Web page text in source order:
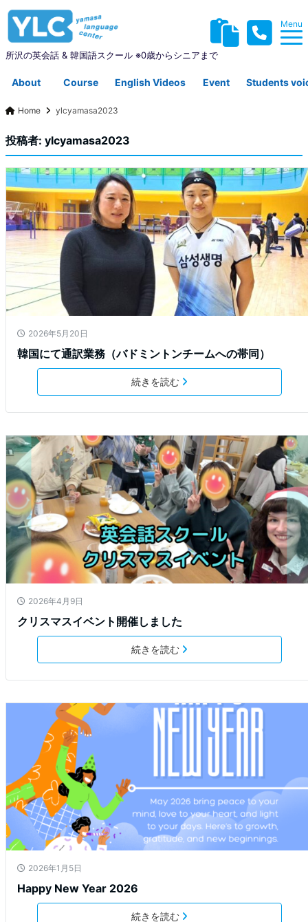
所沢の英会話 & 韓国語スクール ※0歳からシニアまで
Menu
About
YLCについて
Course
コース紹介
English Videos Event Students
Home ylcyamasa2023
投稿者: ylcyamasa2023
2026年5月20日
韓国にて通訳業務（バドミントンチームへの帯同）
続きを読む
2026年4月9日
クリスマスイベント開催しました
続きを読む
2026年1月5日
Happy New Year 2026
続きを読む